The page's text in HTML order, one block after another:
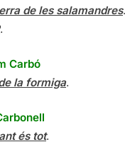
de les salamandres.
.
Carbó
la formiga.
és tot.